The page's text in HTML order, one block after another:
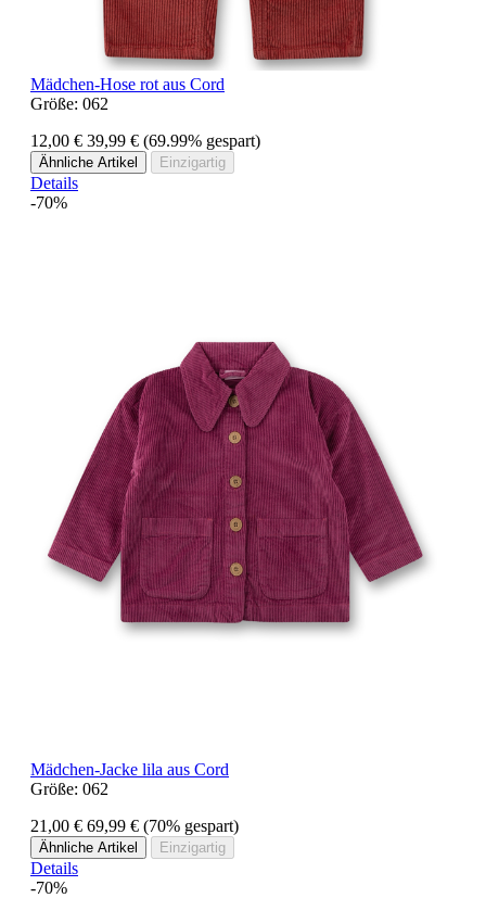
Mädchen-Hose rot aus Cord
Größe: 062
12,00 € 39,99 € (69.99% gespart)
Ähnliche Artikel Einzigartig
Details
-70%
Mädchen-Jacke lila aus Cord
Größe: 062
21,00 € 69,99 € (70% gespart)
Ähnliche Artikel Einzigartig
Details
-70%